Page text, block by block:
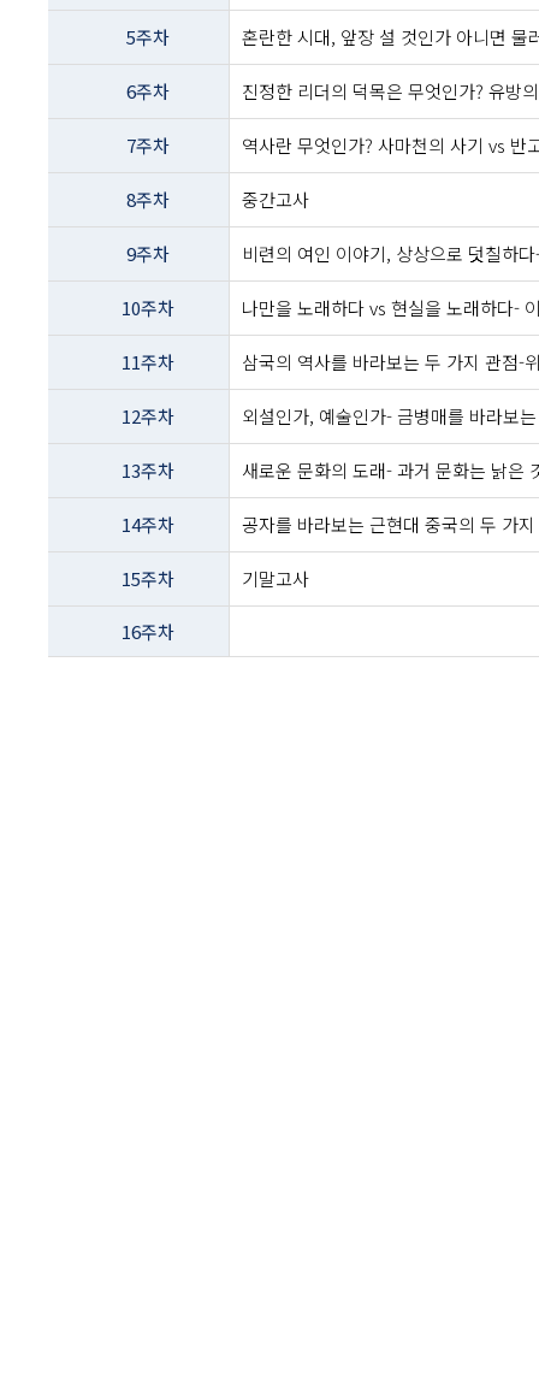
5주차 혼란한 시대, 앞장 설 것인가 아니면 물
6주차 진정한 리더의 덕목은 무엇인가? 유방
7주차 역사란 무엇인가? 사마천의 사기 vs 반
8주차 중간고사
9주차 비련의 여인 이야기, 상상으로 덧칠하
10주차 나만을 노래하다 vs 현실을 노래하다-
11주차 삼국의 역사를 바라보는 두 가지 관점-
12주차 외설인가, 예술인가- 금병매를 바라보
13주차 새로운 문화의 도래- 과거 문화는 낡은
14주차 공자를 바라보는 근현대 중국의 두 가
15주차 기말고사
16주차